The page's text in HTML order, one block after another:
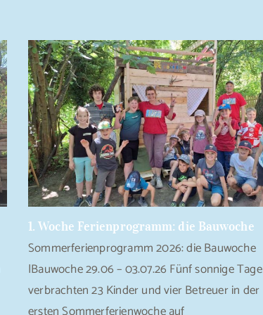
1. Woche Ferienprogramm: die Bauwoche
Sommerferienprogramm 2026: die Bauwoche
|Bauwoche 29.06 – 03.07.26 Fünf sonnige Tage
verbrachten 23 Kinder und vier Betreuer in der